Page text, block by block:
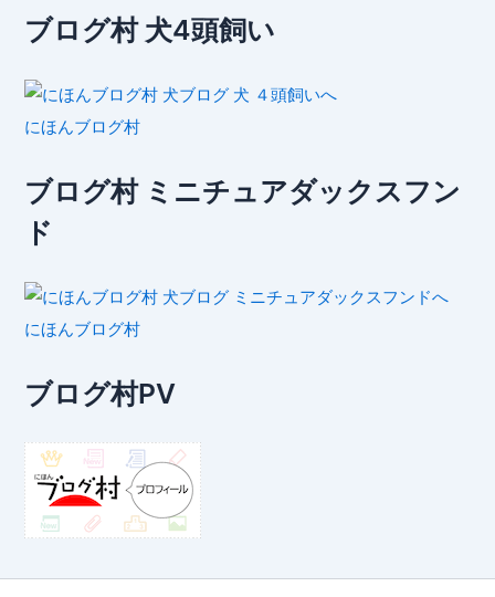
ブログ村 犬4頭飼い
にほんブログ村
ブログ村 ミニチュアダックスフン
ド
にほんブログ村
ブログ村PV